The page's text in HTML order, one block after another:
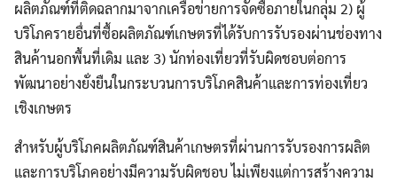
ผลิตภัณฑ์ที่ติดฉลากมาจากเครือข่ายการจัดซื้อภายในกลุ่ม 2) ผู้
บริโภครายอื่นที่ซื้อผลิตภัณฑ์เกษตรที่ได้รับการรับรองผ่านช่องทาง
สินค้านอกพื้นที่เดิม และ 3) นักท่องเที่ยวที่รับผิดชอบต่อการ
พัฒนาอย่างยั่งยืนในกระบวนการบริโภคสินค้าและการท่องเที่ยว
เชิงเกษตร
สำหรับผู้บริโภคผลิตภัณฑ์สินค้าเกษตรที่ผ่านการรับรองการผลิต
และการบริโภคอย่างมีความรับผิดชอบ ไม่เพียงแต่การสร้างความ